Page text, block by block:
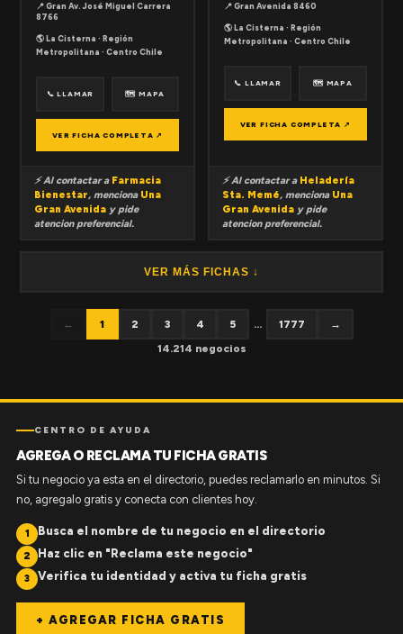
📍 Gran Av. José Miguel Carrera
8766
🌎 La Cisterna · Región
Metropolitana · Centro Chile
📞 LLAMAR 🗺 MAPA
VER FICHA COMPLETA ↗
⚡ Al contactar a Farmacia
Bienestar, menciona Una
Gran Avenida y pide
atencion preferencial.
📍 Gran Avenida 8460
🌎 La Cisterna · Región
Metropolitana · Centro Chile
📞 LLAMAR 🗺 MAPA
VER FICHA COMPLETA ↗
⚡ Al contactar a Heladería
Sta. Memé, menciona Una
Gran Avenida y pide
atencion preferencial.
VER MÁS FICHAS ↓
← 1 2 3 4 5 ... 1777
→
14.214 negocios
CENTRO DE AYUDA
AGREGA O RECLAMA TU FICHA GRATIS
Si tu negocio ya esta en el directorio, puedes reclamarlo en minutos. Si
no, agregalo gratis y conecta con clientes hoy.
1 Busca el nombre de tu negocio en el directorio
2 Haz clic en "Reclama este negocio"
3 Verifica tu identidad y activa tu ficha gratis
+ AGREGAR FICHA GRATIS